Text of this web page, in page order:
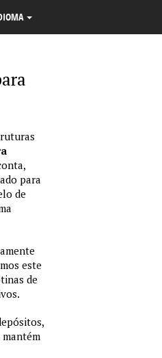
para
de
este
de